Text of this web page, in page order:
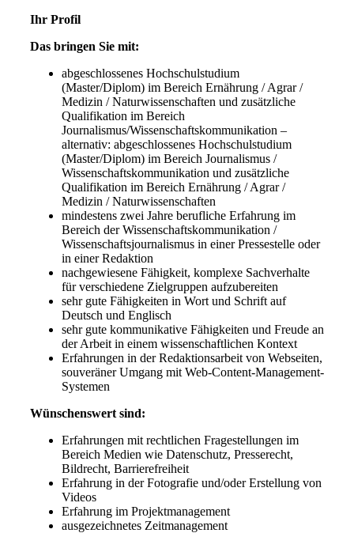
Ihr Profil
Das bringen Sie mit:
abgeschlossenes Hochschulstudium
(Master/Diplom) im Bereich Ernährung / Agrar /
Medizin / Naturwissenschaften und zusätzliche
Qualifikation im Bereich
Journalismus/Wissenschaftskommunikation –
alternativ: abgeschlossenes Hochschulstudium
(Master/Diplom) im Bereich Journalismus /
Wissenschaftskommunikation und zusätzliche
Qualifikation im Bereich Ernährung / Agrar /
Medizin / Naturwissenschaften
mindestens zwei Jahre berufliche Erfahrung im
Bereich der Wissenschaftskommunikation /
Wissenschaftsjournalismus in einer Pressestelle oder
in einer Redaktion
nachgewiesene Fähigkeit, komplexe Sachverhalte
für verschiedene Zielgruppen aufzubereiten
sehr gute Fähigkeiten in Wort und Schrift auf
Deutsch und Englisch
sehr gute kommunikative Fähigkeiten und Freude an
der Arbeit in einem wissenschaftlichen Kontext
Erfahrungen in der Redaktionsarbeit von Webseiten,
souveräner Umgang mit Web-Content-Management-
Systemen
Wünschenswert sind:
Erfahrungen mit rechtlichen Fragestellungen im
Bereich Medien wie Datenschutz, Presserecht,
Bildrecht, Barrierefreiheit
Erfahrung in der Fotografie und/oder Erstellung von
Videos
Erfahrung im Projektmanagement
ausgezeichnetes Zeitmanagement